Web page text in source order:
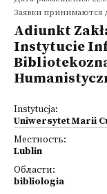
Заявки принимаются
Adiunkt
Instytucie
Instytucja:
Uniwersytet Marii
Местность:
Lublin
Области:
bibliologia